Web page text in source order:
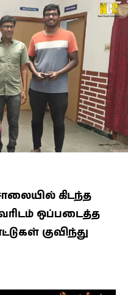
கிடந்த
ஒப்படைத்த
குவிந்து